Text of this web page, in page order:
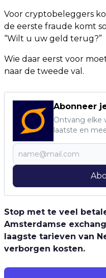
Voor cryptobeleggers
de eerste fraude komt
“Wilt u uw geld terug?”
Wie daar eerst voor
naar de tweede val.
Abonneer
Ontvang elke
laatste en
Stop met te veel
Amsterdamse
laagste tarieven van
verborgen kosten.